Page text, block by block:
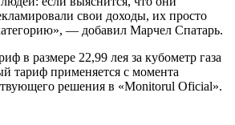
свои доходы, их просто
— добавил Марчел Спатарь.
в размере 22,99 лея за кубометр газа
тариф применяется с момента
решения в «Monitorul Oficial».